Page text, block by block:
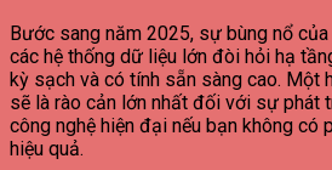
Bước sang năm 2025, sự bùng nổ
các hệ thống dữ liệu lớn đòi hỏi hạ
kỳ sạch và có tính sẵn sàng cao. Một
sẽ là rào cản lớn nhất đối với sự phát
công nghệ hiện đại nếu bạn không có
hiệu quả.